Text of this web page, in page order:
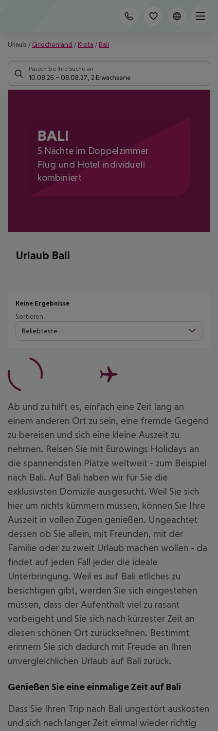
Urlaub / Griechenland / Kreta / Bali
Passen Sie Ihre Suche an
10.08.26 – 08.08.27 2 Erwachsene
BALI
5 Nächte im Doppelzimmer
Flug und Hotel individuell
kombiniert
Urlaub Bali
Keine Ergebnisse
Sortieren:
Beliebteste
Ab und zu hilft es, einfach eine Zeit lang an
einem anderen Ort zu sein, eine fremde Gegend
zu bereisen und sich eine kleine Auszeit zu
nehmen. Reisen Sie mit Eurowings Holidays an
die spannendsten Plätze weltweit - zum Beispiel
nach Bali. Auf Bali haben wir für Sie die
exklusivsten Domizile ausgesucht. Weil Sie sich
hier um nichts kümmern müssen, können Sie Ihre
Auszeit in vollen Zügen genießen. Ungeachtet
dessen ob Sie allein, mit Freunden, mit der
Familie oder zu zweit Urlaub machen wollen - da
findet auf jeden Fall jeder die ideale
Unterbringung. Weil es auf Bali etliches zu
besichtigen gibt, werden Sie sich eingestehen
müssen, dass der Aufenthalt viel zu rasant
vorbeigeht und Sie sich nach kürzester Zeit an
diesen schönen Ort zurücksehnen. Bestimmt
erinnern Sie sich dadurch mit Freude an Ihren
unvergleichlichen Urlaub auf Bali zurück.
Genießen Sie eine einmalige Zeit auf Bali
Dass Sie Ihren Trip nach Bali ungestört auskosten
und sich nach langer Zeit einmal wieder richtig